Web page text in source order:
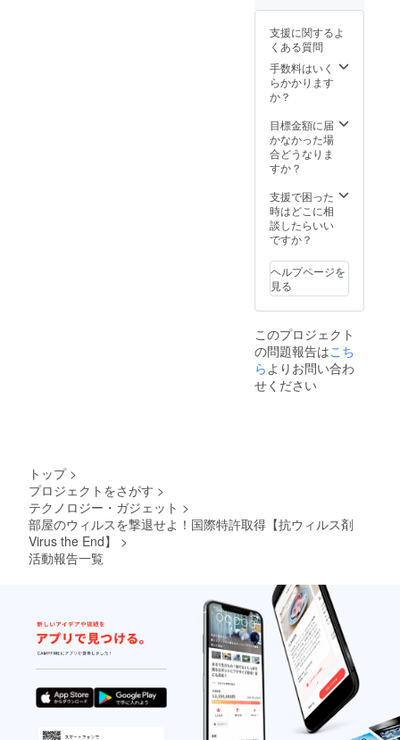
使用部
材の供
給状
況、製
造工程
上の都
荷時期
が遅れ
る場合
定価格
より下
がる可
能性も
ござい
ます。
様は変
更にな
る可能
す。ご
了承く
ださ
い。 ※
状況、
使用部
材の供
給状
造工程
上の都
合等に
より出
r （ウイ
ルスボ
マー）
は薄め
ずその
まま使
い ※皆
様のご
支援に
が向上
した場
合、正
規販売
販売予
定価格
より下
がる可
ござい
ます。
※デザイ
ン・仕
様は変
ご注文
給状
況、製
造工程
上の都
合等に
より出
荷時期
が遅れ
る場合
があり
ます。
支援に関するよ
くある質問
手数料はいく
らかかります
か？
目標金額に届
かなかった場
合どうなりま
すか？
支援で困った
時はどこに相
談したらいい
ですか？
ヘルプページを
見る
このプロジェクト
の問題報告はこち
ら よりお問い合わ
せください
トップ >
プロジェクトをさがす >
テクノロジー・ガジェット >
部屋のウィルスを撃退せよ！国際特許取得【抗ウィルス剤
Virus the End】
>
活動報告一覧